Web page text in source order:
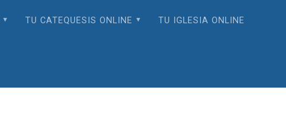
TU CATEQUESIS ONLINE TU IGLESIA ONLINE